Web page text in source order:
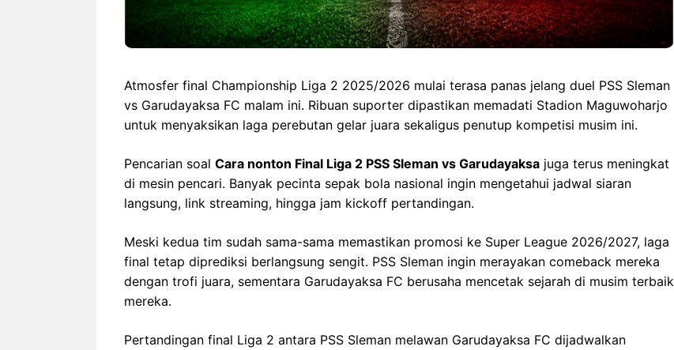
Atmosfer final Championship Liga 2 2025/2026 mulai terasa panas jelang duel PSS Sleman
vs Garudayaksa FC malam ini. Ribuan suporter dipastikan memadati Stadion Maguwoharjo
untuk menyaksikan laga perebutan gelar juara sekaligus penutup kompetisi musim ini.
Pencarian soal Cara nonton Final Liga 2 PSS Sleman vs Garudayaksa juga terus meningkat
di mesin pencari. Banyak pecinta sepak bola nasional ingin mengetahui jadwal siaran
langsung, link streaming, hingga jam kickoff pertandingan.
Meski kedua tim sudah sama-sama memastikan promosi ke Super League 2026/2027, laga
final tetap diprediksi berlangsung sengit. PSS Sleman ingin merayakan comeback mereka
dengan trofi juara, sementara Garudayaksa FC berusaha mencetak sejarah di musim terbaik
mereka.
Pertandingan final Liga 2 antara PSS Sleman melawan Garudayaksa FC dijadwalkan